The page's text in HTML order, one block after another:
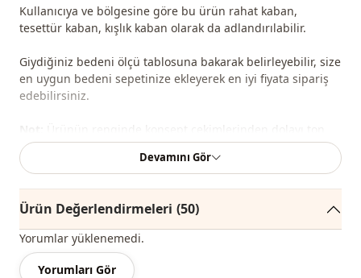
Kullanıcıya ve bölgesine göre bu ürün rahat kaban,
tesettür kaban, kışlık kaban olarak da adlandırılabilir.
Giydiğiniz bedeni ölçü tablosuna bakarak belirleyebilir, size
en uygun bedeni sepetinize ekleyerek en iyi fiyata sipariş
edebilirsiniz.
Ürünün renginde konsept çekimlerinden dolayı ton
farklılığı olabilir.
Not:Bu üründe beden küçültmesi yapılmıştır. Barkodun
üzerinde yazan beden geçerlidir.
%100 Polyester
Devamını Gör
Ürün Değerlendirmeleri (50)
Yorumlar yüklenemedi.
Yorumları Gör